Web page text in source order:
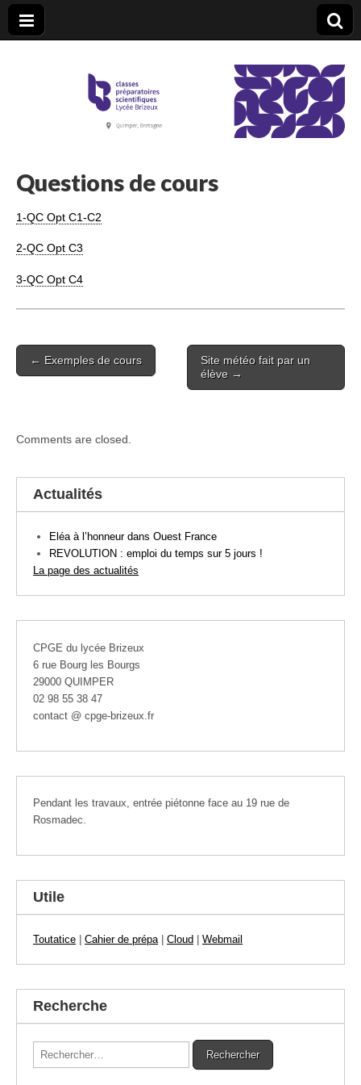
CPGE Brizeux
Questions de cours
1-QC Opt C1-C2
2-QC Opt C3
3-QC Opt C4
Post
navigation
← Exemples de cours
Site météo fait par un
élève →
Comments are closed.
Actualités
Eléa à l’honneur dans Ouest France
REVOLUTION : emploi du temps sur 5 jours !
La page des actualités
CPGE du lycée Brizeux
6 rue Bourg les Bourgs
29000 QUIMPER
02 98 55 38 47
contact @ cpge-brizeux.fr
Pendant les travaux, entrée piétonne face au 19 rue de
Rosmadec.
Utile
Toutatice Cahier de prépa| Cloud Webmail
Recherche
Rechercher :